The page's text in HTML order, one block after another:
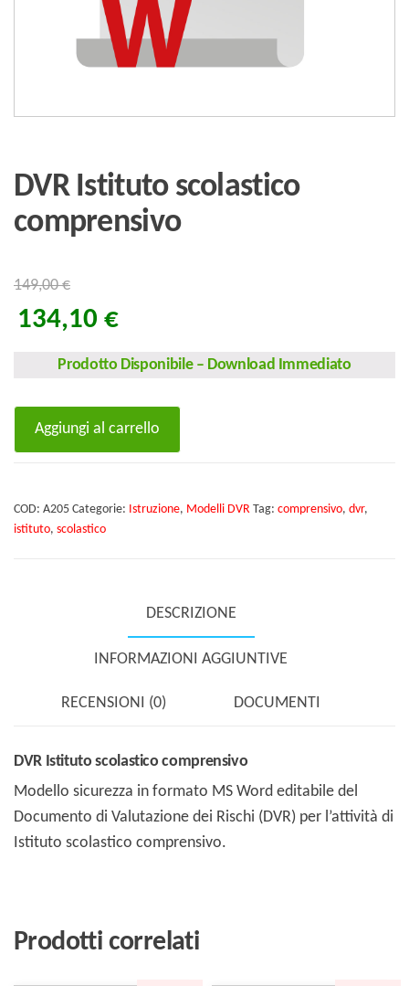
DVR Istituto scolastico
comprensivo
149,00€
134,10 €
Prodotto Disponibile – Download Immediato
quantità
Aggiungi al carrello
COD: A205 Categorie: Istruzione, Modelli DVR Tag: comprensivo, dvr,
istituto, scolastico
DESCRIZIONE
INFORMAZIONI AGGIUNTIVE
RECENSIONI (0) DOCUMENTI
DVR Istituto scolastico comprensivo
Modello sicurezza in formato MS Word editabile del
Documento di Valutazione dei Rischi (DVR) per l’attività di
Istituto scolastico comprensivo.
Prodotti correlati